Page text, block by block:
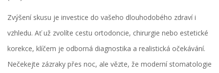
Zvýšení skusu je investice do vašeho dlouhodobého zdraví i
vzhledu. Ať už zvolíte cestu ortodoncie, chirurgie nebo estetické
korekce, klíčem je odborná diagnostika a realistická očekávání.
Nečekejte zázraky přes noc, ale vězte, že moderní stomatologie